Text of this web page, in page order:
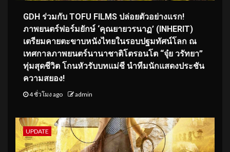
GDH ร่วมกับ TOFU FILMS ปล่อยตัวอย่างแรก!
ภาพยนตร์ฟอร์มยักษ์ ‘คุณยายวรนาฏ’ (INHERIT)
เตรียมคายตะขาบหนังไทยในรอบปฐมทัศน์โลก ณ
เทศกาลภาพยนตร์นานาชาติโตรอนโต “จุ๋ย วรัทยา”
ทุ่มสุดชีวิต โกนหัวรับบทแม่ชี นำทีมนักแสดงประชัน
ความสยอง!
4 ชั่วโมง ago admin
UPDATE